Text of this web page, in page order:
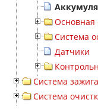
Система
Датчики
Система
Система